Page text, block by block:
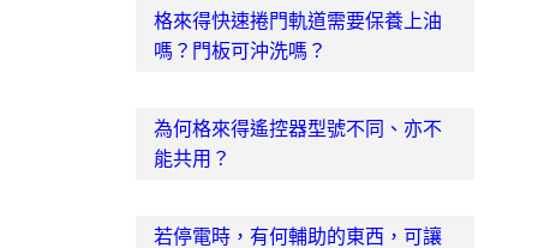
格來得快速捲門軌道需要保養上油
嗎？門板可沖洗嗎？
為何格來得遙控器型號不同、亦不
能共用？
若停電時，有何輔助的東西，可讓